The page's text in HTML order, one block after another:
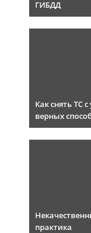
ГИБДД
Как снять ТС
верных
практика